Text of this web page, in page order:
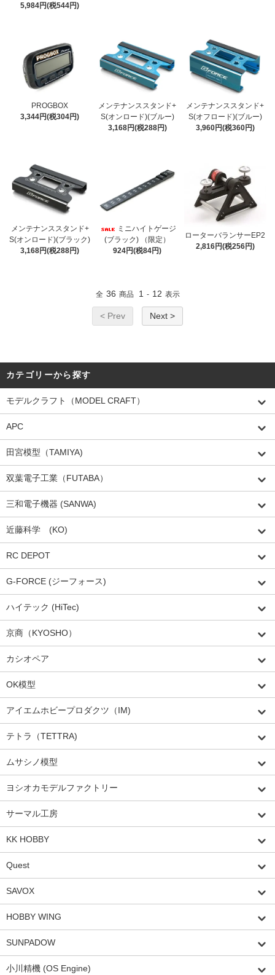
5,984円(税544円)
PROGBOX
3,344円(税304円)
メンテナンススタンド+
S(オンロード)(ブルー)
3,168円(税288円)
メンテナンススタンド+
S(オフロード)(ブルー)
3,960円(税360円)
メンテナンススタンド+
S(オンロード)(ブラック)
3,168円(税288円)
ミニハイトゲージ
(ブラック) （限定）
924円(税84円)
ローターバランサーEP2
2,816円(税256円)
全 36 商品 1 - 12 表示
< Prev Next >
カテゴリーから探す
モデルクラフト（MODEL CRAFT）
APC
田宮模型（TAMIYA)
双葉電子工業（FUTABA）
三和電子機器 (SANWA)
近藤科学 (KO)
RC DEPOT
G-FORCE (ジーフォース)
ハイテック (HiTec)
京商（KYOSHO）
カシオペア
OK模型
アイエムホビープロダクツ（IM)
テトラ（TETTRA)
ムサシノ模型
ヨシオカモデルファクトリー
サーマル工房
KK HOBBY
Quest
SAVOX
HOBBY WING
SUNPADOW
小川精機 (OS Engine)